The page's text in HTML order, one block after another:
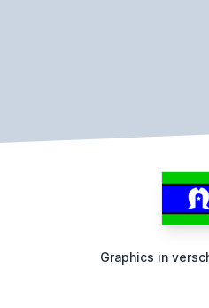
Graphics in